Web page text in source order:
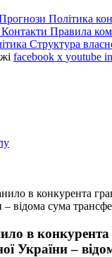
Політика
Контакти Правила
Структура
facebook x youtube
в конкурента
– відома сума
в
України –